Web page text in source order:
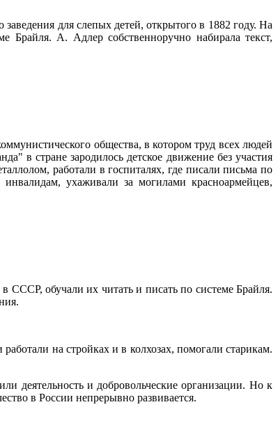
для слепых детей, открытого в 1882 году. На
Брайля. А. Адлер собственноручно набирала текст,
общества, в котором труд всех людей
в стране зародилось детское движение без участия
работали в госпиталях, где писали письма по
ухаживали за могилами красноармейцев,
обучали их читать и писать по системе Брайля.
на стройках и в колхозах, помогали старикам.
деятельность и добровольческие организации. Но к
в России непрерывно развивается.